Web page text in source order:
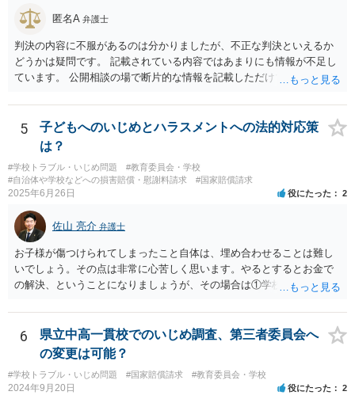
匿名A 弁護士
判決の内容に不服があるのは分かりましたが、不正な判決といえるか
どうかは疑問です。 記載されている内容ではあまりにも情報が不足し
ています。 公開相談の場で断片的な情報を記載しただけでは判断が難
ます。
5
子どもへのいじめとハラスメントへの法的対応策
は？
#学校トラブル・いじめ問題
#教育委員会・学校
#自治体や学校などへの損害賠償・慰謝料請求
#国家賠償請求
2025年6月26日 役にたった 2
佐山 亮介 弁護士
お子様が傷つけられてしまったこと自体は、埋め合わせることは難し
いでしょう。その点は非常に心苦しく思います。やるとするとお金で
の解決、ということになりましょうが、その場合は①学校側のいじ
求をすること、②学校が公立学校ならば自治体に対する国家賠償請求
／私立学校ならば担任＋学校に対する損害賠償請求をすることが考え
られます。 ①については、保護者の監督義務が認められるかどうかが
焦点になるでしょう。
6
県立中高一貫校でのいじめ調査、第三者委員会へ
の変更は可能？
#学校トラブル・いじめ問題 #国家賠償請求 #教育委員会・学校
2024年9月20日 役にたった 2